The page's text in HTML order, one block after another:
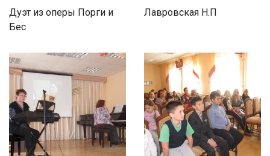
Дуэт из оперы Порги и
Бес
Лавровская Н.П